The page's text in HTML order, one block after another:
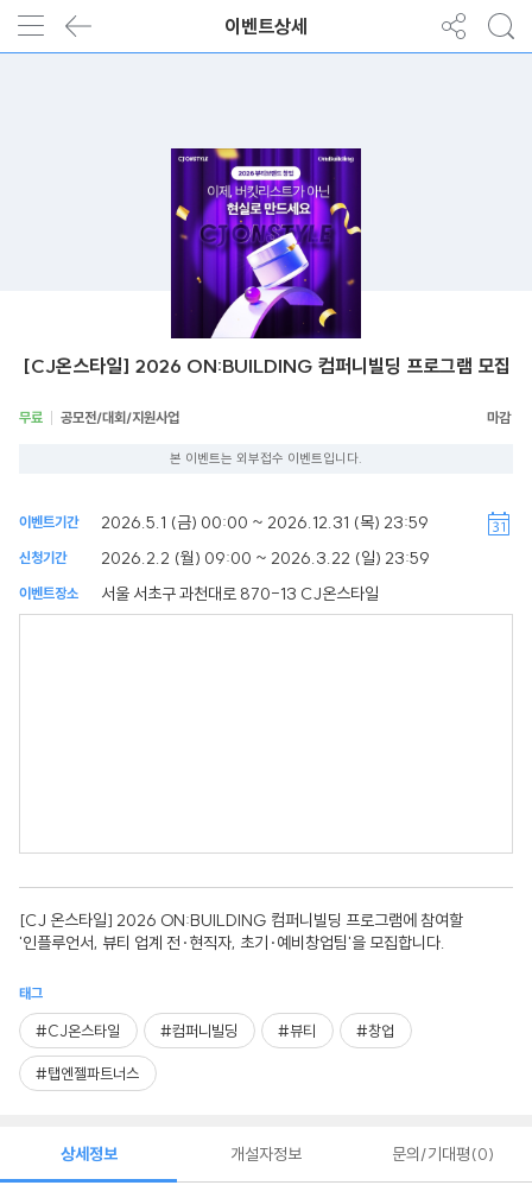
이벤트상세
[CJ온스타일] 2026 ON:BUILDING 컴퍼니빌딩 프로그램 모집
무료 공모전/대회/지원사업
본 이벤트는 외부접수 이벤트입니다.
이벤트기간 2026.5.1 (금) 00:00 ~ 2026.12.31 (목) 23:59
신청기간 2026.2.2 (월) 09:00 ~ 2026.3.22 (일) 23:59
이벤트장소 서울 서초구 과천대로 870-13 CJ온스타일
[CJ 온스타일] 2026 ON:BUILDING 컴퍼니빌딩 프로그램에 참여할
'인플루언서, 뷰티 업계 전·현직자, 초기·예비창업팀'을 모집합니다.
태그
#CJ온스타일 #컴퍼니빌딩 #뷰티 #창업
#탭엔젤파트너스
상세정보 개설자정보 문의/기대평 0